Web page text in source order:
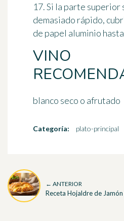
17. Si la parte superior
demasiado rápido,
de papel aluminio
VINO
blanco seco o afrutado
Categoría: plato-principal
← ANTERIOR
Receta Hojaldre de